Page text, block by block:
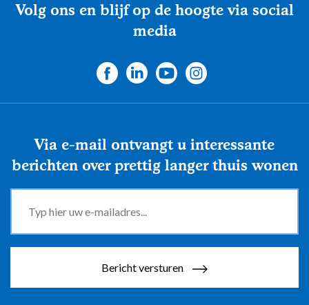
Volg ons en blijf op de hoogte via social
media
Via e-mail ontvangt u interessante
berichten over prettig langer thuis wonen
Bericht versturen